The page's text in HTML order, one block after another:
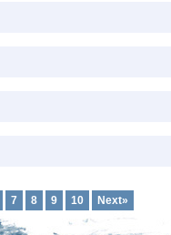
7 8 9 10 Next»